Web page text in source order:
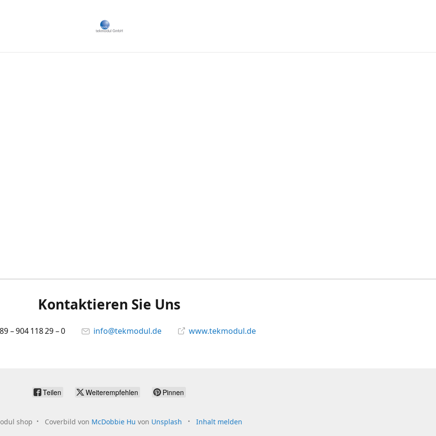
Kontaktieren Sie Uns
– 904 118 29 – 0 info@tekmodul.de www.tekmodul.de
Teilen Weiterempfehlen Pinnen
shop Coverbild von McDobbie Hu von Unsplash Inhalt melden